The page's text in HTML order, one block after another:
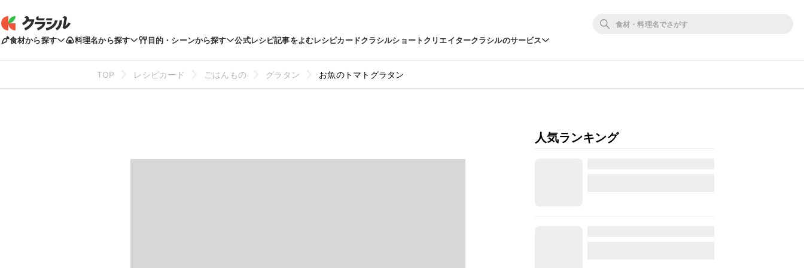
食材から探す 料理名から探す 目的・シーンから探す 公式レシピ記事をよむレシピカードクラシルショートクリエイタークラシルのサービス
TOP レシピカード ごはんもの グラタン お魚のトマトグラタン
人気ランキング